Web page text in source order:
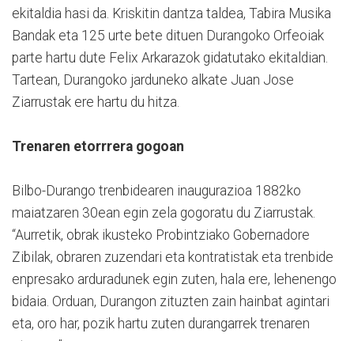
ekitaldia hasi da. Kriskitin dantza taldea, Tabira Musika
Bandak eta 125 urte bete dituen Durangoko Orfeoiak
parte hartu dute Felix Arkarazok gidatutako ekitaldian.
Tartean, Durangoko jarduneko alkate Juan Jose
Ziarrustak ere hartu du hitza.
Trenaren etorrrera gogoan
Bilbo-Durango trenbidearen inaugurazioa 1882ko
maiatzaren 30ean egin zela gogoratu du Ziarrustak.
“Aurretik, obrak ikusteko Probintziako Gobernadore
Zibilak, obraren zuzendari eta kontratistak eta trenbide
enpresako arduradunek egin zuten, hala ere, lehenengo
bidaia. Orduan, Durangon zituzten zain hainbat agintari
eta, oro har, pozik hartu zuten durangarrek trenaren